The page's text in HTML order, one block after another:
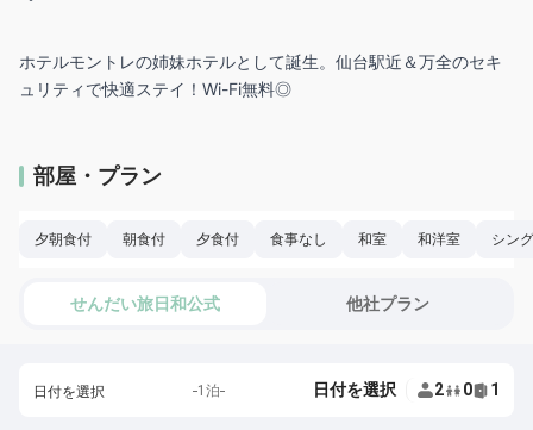
ホテルモントレの姉妹ホテルとして誕生。仙台駅近＆万全のセキ
部屋・プラン
夕朝食付 朝食付 夕食付 食事なし 和室 和洋室 シン
せんだい旅日和公式 他社プラン
日付を選択 1泊 日付を選択 2 0 1